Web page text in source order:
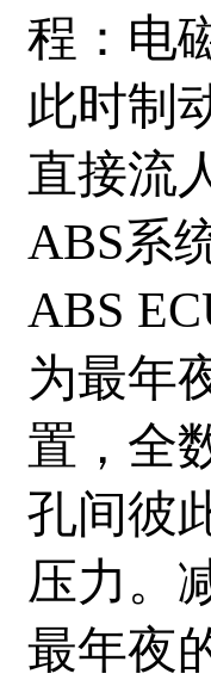
程：电
此时制
直接流
ABS系
ABS
为最年
置，全
孔间彼
压力。
最年夜